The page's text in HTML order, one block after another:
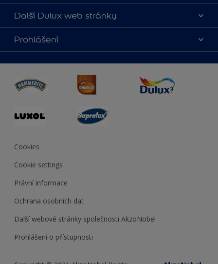
O nás
Kontaktujte nás
Najít obchod
Další Dulux web stránky
duluxmalir.cz
duluxmaliar.sk
duluxprodejnabarev.cz
duluxpredajnafarieb.sk
Prohlášení
Cookies
Cookie settings
Právní informace
Ochrana osobních dat
Další webové stránky společnosti AkzoNobel
Prohlášení o přístupnosti